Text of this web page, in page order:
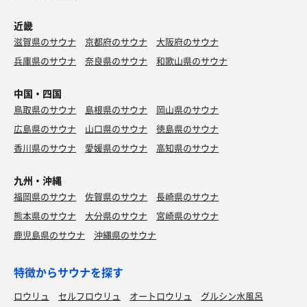
近畿
滋賀県のサウナ 京都府のサウナ
大阪府のサウナ
兵庫県のサウナ
奈良県のサウナ 和歌山県のサウナ
中国・四国
鳥取県のサウナ 島根県のサウナ
岡山県のサウナ
広島県のサウナ
山口県のサウナ
徳島県のサウナ
香川県のサウナ
愛媛県のサウナ 高知県のサウナ
九州・沖縄
福岡県のサウナ 佐賀県のサウナ
長崎県のサウナ
熊本県のサウナ
大分県のサウナ
宮崎県のサウナ
鹿児島県のサウナ
沖縄県のサウナ
特徴からサウナを探す
ロウリュ セルフロウリュ オートロウリュ
グルシン水風呂